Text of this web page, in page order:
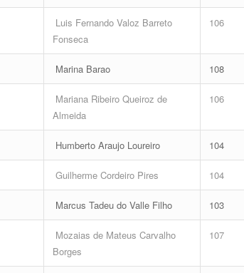
Luis Fernando Valoz Barreto
Fonseca
106
Marina Barao 108
Mariana Ribeiro Queiroz de
Almeida
106
Humberto Araujo Loureiro 104
Guilherme Cordeiro Pires 104
Marcus Tadeu do Valle Filho 103
Mozaias de Mateus Carvalho
Borges
107